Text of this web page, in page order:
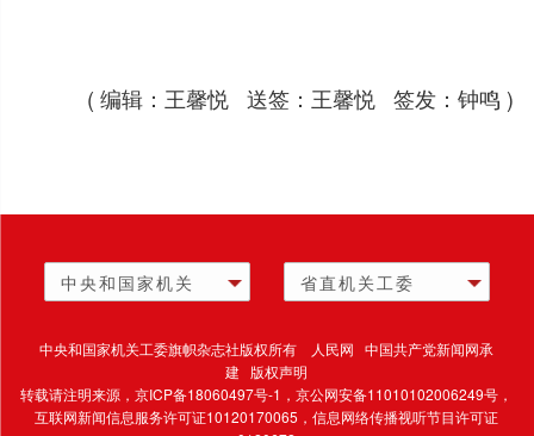
( 编辑：王馨悦 送签：王馨悦 签发：钟鸣 )
中央和国家机关 省直机关工委
中央和国家机关工委旗帜杂志社版权所有 人民网 中国共产党新闻网承
建 版权声明
转载请注明来源，京ICP备18060497号-1 ，京公网安备11010102006249号，
互联网新闻信息服务许可证10120170065，信息网络传播视听节目许可证